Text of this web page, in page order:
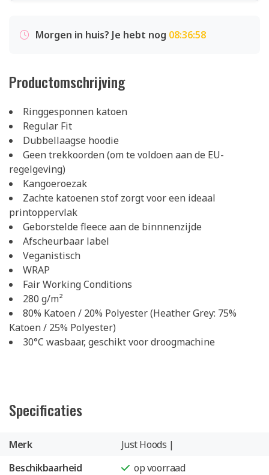
Morgen in huis? Je hebt nog 08:36:58
Productomschrijving
Ringgesponnen katoen
Regular Fit
Dubbellaagse hoodie
Geen trekkoorden (om te voldoen aan de EU-
regelgeving)
Kangoeroezak
Zachte katoenen stof zorgt voor een ideaal
printoppervlak
Geborstelde fleece aan de binnnenzijde
Afscheurbaar label
Veganistisch
WRAP
Fair Working Conditions
280 g/m²
80% Katoen / 20% Polyester (Heather Grey: 75%
Katoen / 25% Polyester)
30°C wasbaar, geschikt voor droogmachine
Specificaties
Merk
Just Hoods |
Beschikbaarheid
op voorraad